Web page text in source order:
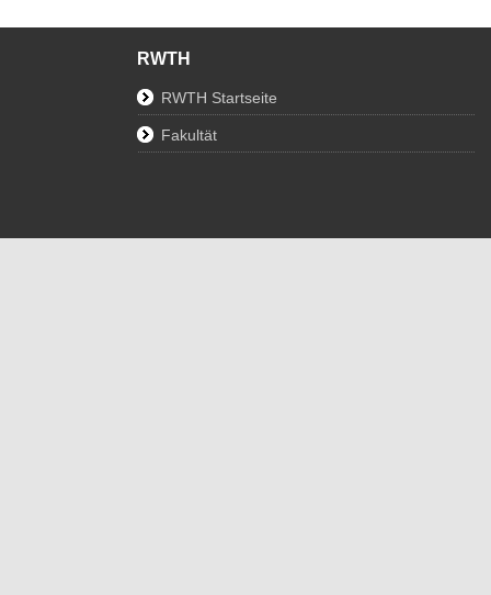
RWTH
RWTH Startseite
Fakultät